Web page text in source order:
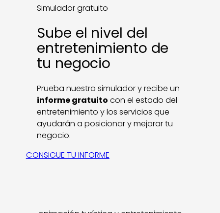
Simulador gratuito
Sube el nivel del
entretenimiento de
tu negocio
Prueba nuestro simulador y recibe un
informe gratuito con el estado del
entretenimiento y los servicios que
ayudarán a posicionar y mejorar tu
negocio.
CONSIGUE TU INFORME